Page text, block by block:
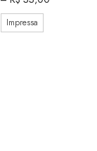
Impressa